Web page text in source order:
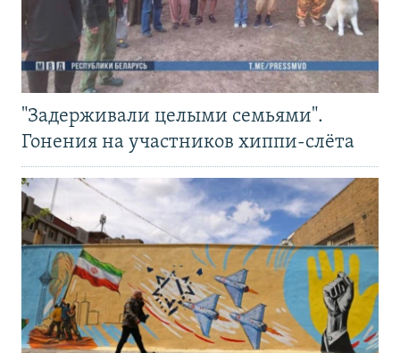
"Задерживали целыми семьями".
Гонения на участников хиппи-слёта